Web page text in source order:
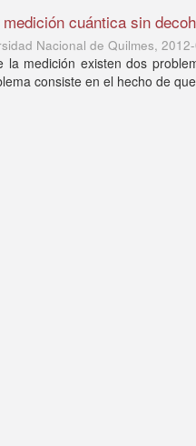
cuántica sin
Nacional de Quilmes,
la medición existen dos
consiste en el hecho de